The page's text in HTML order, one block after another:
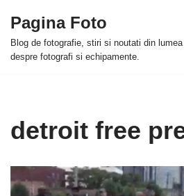
Skip
to
Pagina Foto
Blog de fotografie, stiri si noutati din
despre fotografi si echipamente.
detroit free